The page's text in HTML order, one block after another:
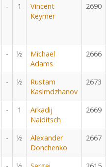
- 1
Vincent
Keymer
2690
- ½
Michael
Adams
2666
- ½
Rustam
Kasimdzhanov
2673
- 1
Arkadij
Naiditsch
2669
- ½
Alexander
Donchenko
2667